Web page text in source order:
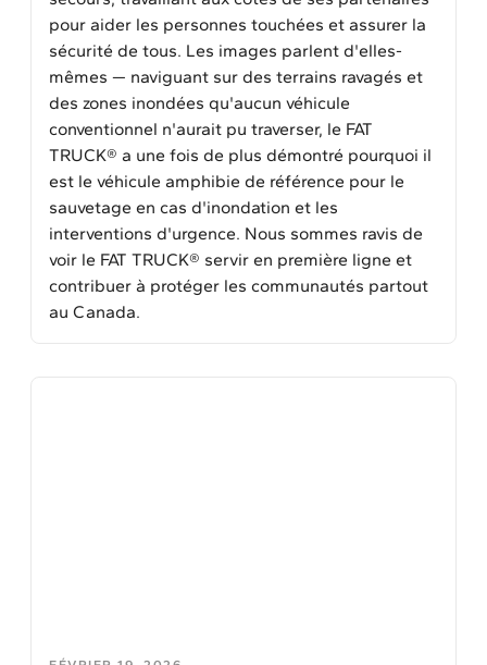
pour aider les personnes touchées et assurer la
sécurité de tous. Les images parlent d'elles-
mêmes — naviguant sur des terrains ravagés et
des zones inondées qu'aucun véhicule
conventionnel n'aurait pu traverser, le FAT
TRUCK® a une fois de plus démontré pourquoi il
est le véhicule amphibie de référence pour le
sauvetage en cas d'inondation et les
interventions d'urgence. Nous sommes ravis de
voir le FAT TRUCK® servir en première ligne et
contribuer à protéger les communautés partout
au Canada.